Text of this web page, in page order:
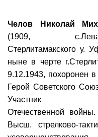
Челов Николай
(1909,
Стерлитамакского у.
ныне в черте
9.12.1943, похоронен в
Герой Советского
Участник
Отечественной
Высш. стрелково-